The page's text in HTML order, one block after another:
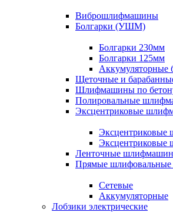
Виброшлифмашины
Болгарки (УШМ)
Болгарки 230мм
Болгарки 125мм
Аккумуляторные
Щеточные и
Шлифмашины по
Полировальные
Эксцентриковые
Ленточные
Прямые
Сетевые
Аккумуляторные
Лобзики электрические